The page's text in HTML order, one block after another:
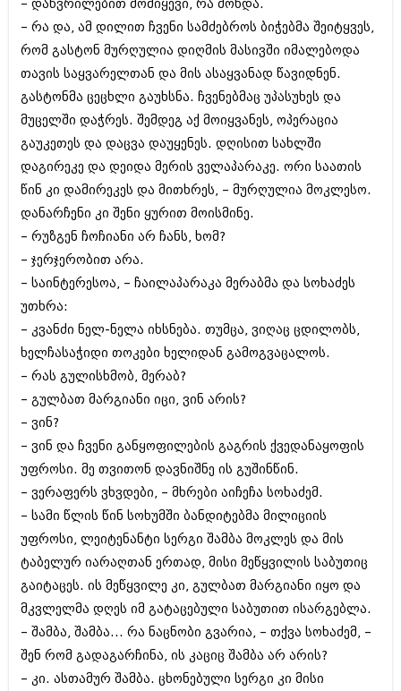
კულინარია
ავტორჩევები
ბელადები
ბიზნესსიახლეები
გვარები
თემიდას სასწორი
იუმორი
კალეიდოსკოპი
ჰოროსკოპი და შეუცნობელი
კრიმინალი
რომანი და დეტექტივი
სახალისო ამბები
შოუბიზნესი
დაიჯესტი
ქალი და მამაკაცი
ისტორია
სხვადასხვა
ანონსი
არქივი
აგვისტო 2018 (162)
ივლისი 2018 (223)
ბიზნესსიახლეები
გვარები
თემიდას სასწორი
იუმორი
კალეიდოსკოპი
ჰოროსკოპი და შეუცნობელი
კრიმინალი
რომანი და დეტექტივი
სახალისო ამბები
შოუბიზნესი
დაიჯესტი
ქალი და მამაკაცი
ისტორია
სხვადასხვა
ანონსი
არქივი
ნოემბერი 2020 (103)
სექტემბერი 2020 (204)
აგვისტო 2020 (249)
ივლისი 2020 (204)
ივნისი 2020 (249)
– დაწვრილებით მომიყევი, რა მოხდა.
– რა და, ამ დილით ჩვენი სამძებროს ბიჭებმა შეიტყვეს,
რომ გასტონ მურღულია დიღმის მასივში იმალებოდა
თავის საყვარელთან და მის ასაყვანად წავიდნენ.
გასტონმა ცეცხლი გაუხსნა. ჩვენებმაც უპასუხეს და
მუცელში დაჭრეს. შემდეგ აქ მოიყვანეს, ოპერაცია
გაუკეთეს და დაცვა დაუყენეს. დღისით სახლში
დაგირეკე და დეიდა მერის ველაპარაკე. ორი საათის
წინ კი დამირეკეს და მითხრეს, – მურღულია მოკლესო.
დანარჩენი კი შენი ყურით მოისმინე.
– რუზგენ ჩოჩიანი არ ჩანს, ხომ?
– ჯერჯერობით არა.
– საინტერესოა, – ჩაილაპარაკა მერაბმა და სოხაძეს
უთხრა:
– კვანძი ნელ-ნელა იხსნება. თუმცა, ვიღაც ცდილობს,
ხელჩასაჭიდი თოკები ხელიდან გამოგვაცალოს.
– რას გულისხმობ, მერაბ?
– გულბათ მარგიანი იცი, ვინ არის?
– ვინ?
– ვინ და ჩვენი განყოფილების გაგრის ქვედანაყოფის
უფროსი. მე თვითონ დავნიშნე ის გუშინწინ.
– ვერაფერს ვხვდები, – მხრები აიჩეჩა სოხაძემ.
– სამი წლის წინ სოხუმში ბანდიტებმა მილიციის
უფროსი, ლეიტენანტი სერგი შამბა მოკლეს და მის
ტაბელურ იარაღთან ერთად, მისი მეწყვილის საბუთიც
გაიტაცეს. ის მეწყვილე კი, გულბათ მარგიანი იყო და
მკვლელმა დღეს იმ გატაცებული საბუთით ისარგებლა.
– შამბა, შამბა... რა ნაცნობი გვარია, – თქვა სოხაძემ, –
შენ რომ გადაგარჩინა, ის კაციც შამბა არ არის?
– კი. ასთამურ შამბა. ცხონებული სერგი კი მისი